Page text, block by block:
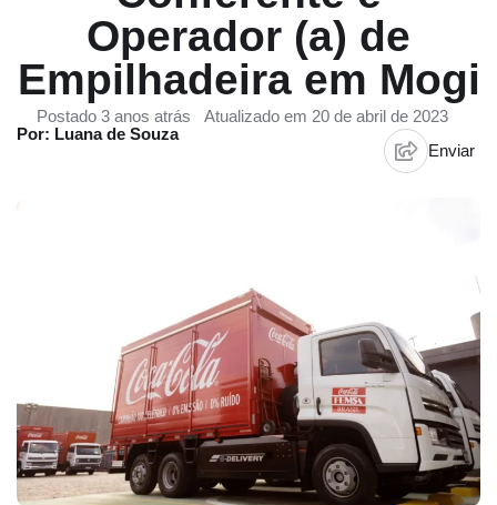
Operador (a) de
Empilhadeira em Mogi
Postado 3 anos atrás
Atualizado em 20 de abril de 2023
Por: Luana de Souza
Enviar